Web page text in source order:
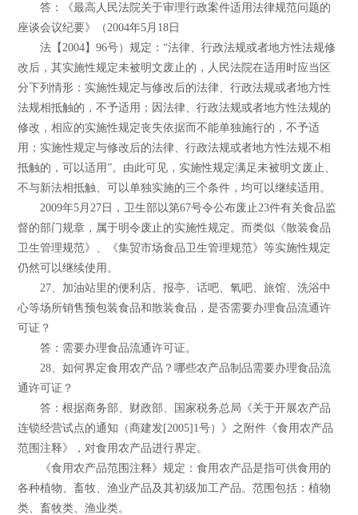
答：《最高人民法院关于审理行政案件适用法律规范问题的
座谈会议纪要》（2004年5月18日
法【2004】96号）规定：“法律、行政法规或者地方性法规修
改后，其实施性规定未被明文废止的，人民法院在适用时应当区
分下列情形：实施性规定与修改后的法律、行政法规或者地方性
法规相抵触的，不予适用；因法律、行政法规或者地方性法规的
修改，相应的实施性规定丧失依据而不能单独施行的，不予适
用；实施性规定与修改后的法律、行政法规或者地方性法规不相
抵触的，可以适用”。由此可见，实施性规定满足未被明文废止、
不与新法相抵触、可以单独实施的三个条件，均可以继续适用。
2009年5月27日，卫生部以第67号令公布废止23件有关食品监
督的部门规章，属于明令废止的实施性规定。而类似《散装食品
卫生管理规范》、《集贸市场食品卫生管理规范》等实施性规定
仍然可以继续使用。
27、加油站里的便利店、报亭、话吧、氧吧、旅馆、洗浴中
心等场所销售预包装食品和散装食品，是否需要办理食品流通许
可证？
答：需要办理食品流通许可证。
28、如何界定食用农产品？哪些农产品制品需要办理食品流
通许可证？
答：根据商务部、财政部、国家税务总局《关于开展农产品
连锁经营试点的通知（商建发[2005]1号）》之附件《食用农产品
范围注释》，对食用农产品进行界定。
《食用农产品范围注释》规定：食用农产品是指可供食用的
各种植物、畜牧、渔业产品及其初级加工产品。范围包括：植物
类、畜牧类、渔业类。